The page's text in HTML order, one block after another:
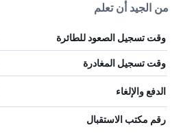
من الجيد أن تعلم
وقت تسجيل الصعود للطائرة
وقت تسجيل المغادرة
الدفع والإلغاء
رقم مكتب الاستقبال